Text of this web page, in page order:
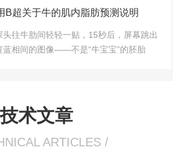
维度，解析猪用B超字符设置的实际应
B超关于牛的肌内脂肪预测说明
头往牛肋间轻轻一贴，15秒后，屏幕跳出
蓝相间的图像——不是“牛宝宝”的胚胎
下一头A5级和牛。一、为什么...
技术文章
ARTICLES /